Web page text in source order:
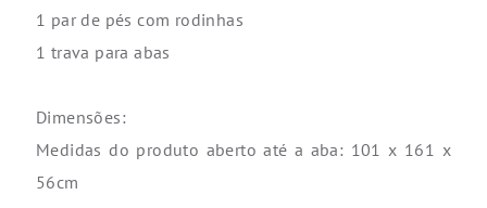
1 par de pés com rodinhas
1 trava para abas
Dimensões:
Medidas do produto aberto até a aba: 101 x 161 x
56cm